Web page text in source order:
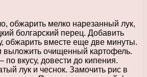
обжарить мелко нарезанный лук,
болгарский перец. Добавить
обжарить вместе еще две минуты.
выложить очищенный картофель.
вкусу, довести до кипения.
лук и чеснок. Замочить рис в